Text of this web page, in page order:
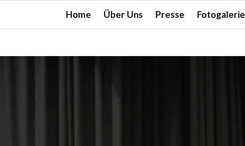
Home Über Uns Presse Fotogalerie